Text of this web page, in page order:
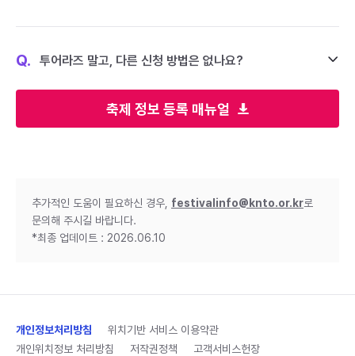
축제 정보 등록 매뉴얼
Q. 투어라즈 말고, 다른 신청 방법은 없나요?
추가적인 도움이 필요하신 경우, festivalinfo@knto.or.kr로
문의해 주시길 바랍니다.
*최종 업데이트 : 2026.06.10
개인정보처리방침
위치기반 서비스 이용약관
개인위치정보 처리방침
저작권정책 고객서비스헌장